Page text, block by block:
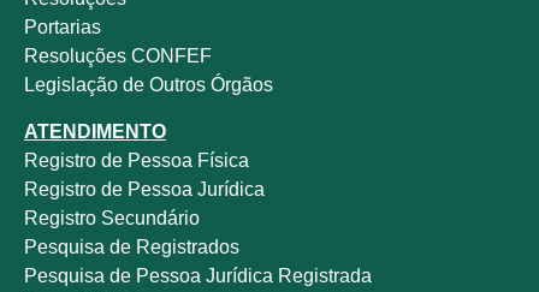
Portarias
Resoluções CONFEF
Legislação de Outros Órgãos
ATENDIMENTO
Registro de Pessoa Física
Registro de Pessoa Jurídica
Registro Secundário
Pesquisa de Registrados
Pesquisa de Pessoa Jurídica Registrada